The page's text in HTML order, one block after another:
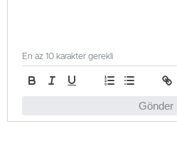
Gönder
En az 10 karakter gerekli